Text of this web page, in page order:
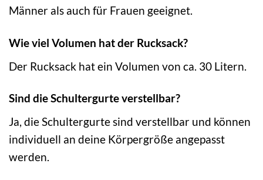
Männer als auch für Frauen geeignet.
Wie viel Volumen hat der Rucksack?
Der Rucksack hat ein Volumen von ca. 30 Litern.
Sind die Schultergurte verstellbar?
Ja, die Schultergurte sind verstellbar und können
individuell an deine Körpergröße angepasst
werden.